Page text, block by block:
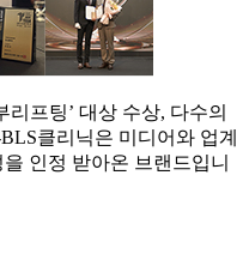
프팅’ 대상 수상, 다수의
클리닉은 미디어와 업계
인정 받아온 브랜드입니